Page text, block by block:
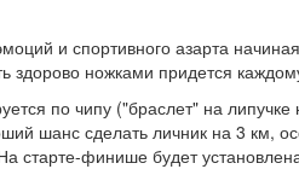
и спортивного азарта
здорово ножками придется
по чипу ("браслет" на
шанс сделать личник на 3 км,
старте-финише будет